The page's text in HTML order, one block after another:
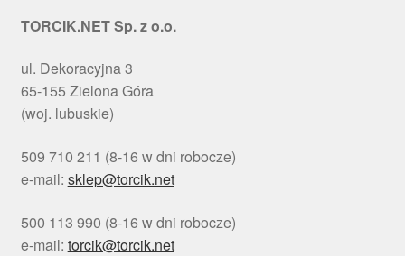
TORCIK.NET Sp. z o.o.
ul. Dekoracyjna 3
65-155 Zielona Góra
(woj. lubuskie)
509 710 211 (8-16 w dni robocze)
e-mail: sklep@torcik.net
500 113 990 (8-16 w dni robocze)
e-mail: torcik@torcik.net